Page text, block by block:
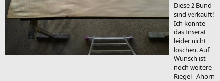
Diese 2 Bund
sind verkauft!
Ich konnte
das Inserat
leider nicht
löschen. Auf
Wunsch ist
noch weitere
Riegel - Ahorn